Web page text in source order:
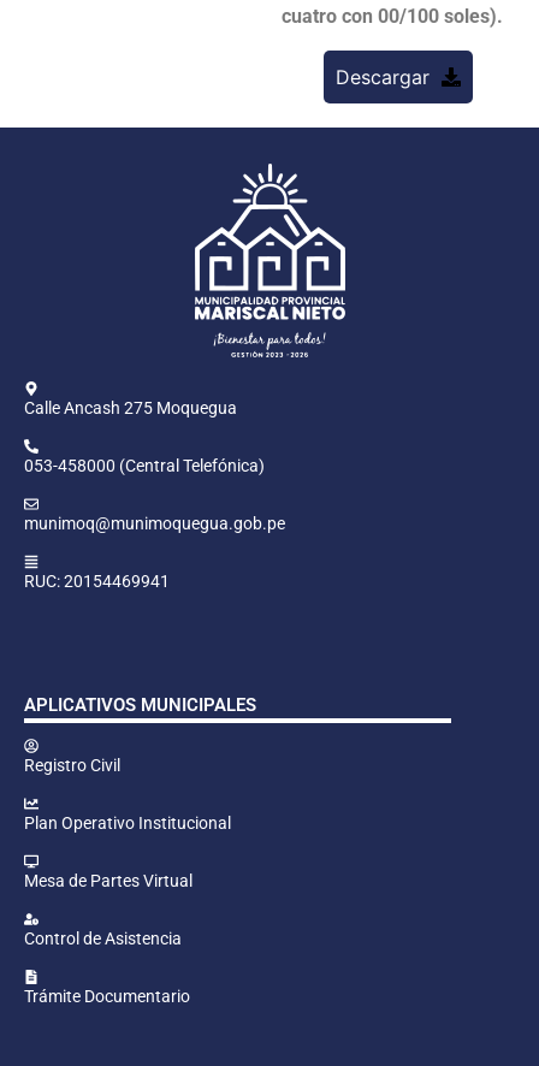
cuatro con 00/100 soles).
Descargar
Calle Ancash 275 Moquegua
053-458000 (Central Telefónica)
munimoq@munimoquegua.gob.pe
RUC: 20154469941
APLICATIVOS MUNICIPALES
Registro Civil
Plan Operativo Institucional
Mesa de Partes Virtual
Control de Asistencia
Trámite Documentario